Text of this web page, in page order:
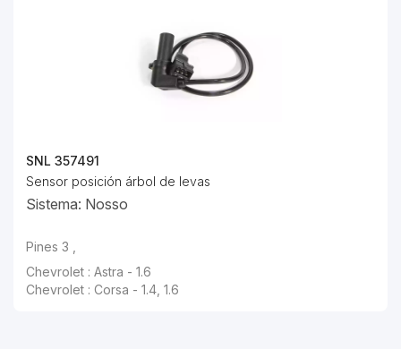
SNL 357491
Sensor posición árbol de levas
Sistema: Nosso
Pines 3 ,
Chevrolet : Astra - 1.6
Chevrolet : Corsa - 1.4, 1.6